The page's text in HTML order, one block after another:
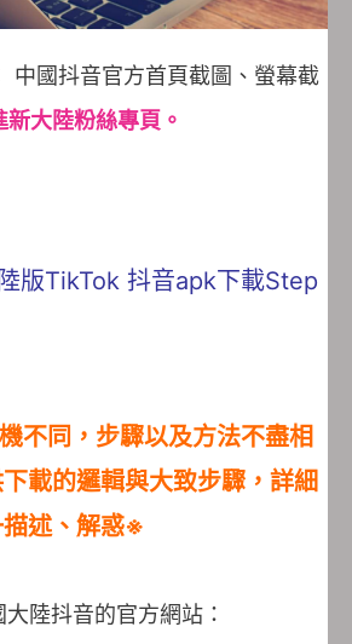
中國抖音官方首頁截圖、螢幕截
新大陸粉絲專頁。
版TikTok 抖音apk下載Step
不同，步驟以及方法不盡相
載的邏輯與大致步驟，詳細
述、解惑※
大陸抖音的官方網站：